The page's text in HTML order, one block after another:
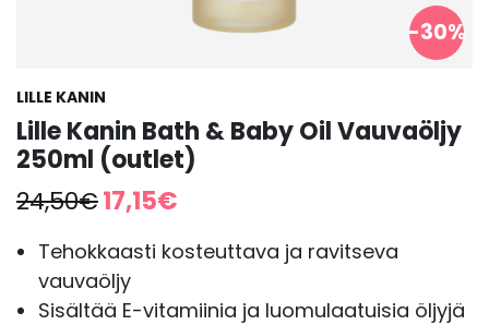
-30%
LILLE KANIN
Lille Kanin Bath & Baby Oil Vauvaöljy
250ml (outlet)
24,50€ Alkuperäinen
hinta
oli:
24,50€.
17,15€
on:
Tehokkaasti kosteuttava ja ravitseva
vauvaöljy
Sisältää E-vitamiinia ja luomulaatuisia öljyjä